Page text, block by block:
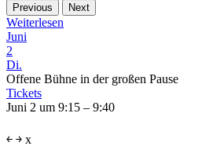
Previous Next
Weiterlesen
Juni
2
Di.
Offene Bühne in der großen Pause
Tickets
Juni 2 um 9:15 – 9:40
￩ ￫ x